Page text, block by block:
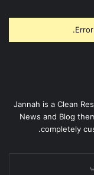
Jannah is a Clean
News and Blog
completely